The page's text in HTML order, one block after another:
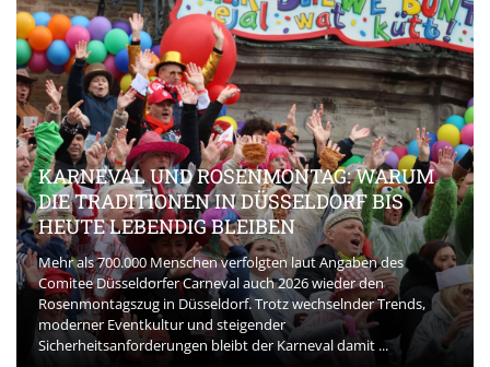
KARNEVAL UND ROSENMONTAG: WARUM
DIE TRADITIONEN IN DÜSSELDORF BIS
HEUTE LEBENDIG BLEIBEN
Mehr als 700.000 Menschen verfolgten laut Angaben des
Comitee Düsseldorfer Carneval auch 2026 wieder den
Rosenmontagszug in Düsseldorf. Trotz wechselnder Trends,
moderner Eventkultur und steigender
Sicherheitsanforderungen bleibt der Karneval damit ...